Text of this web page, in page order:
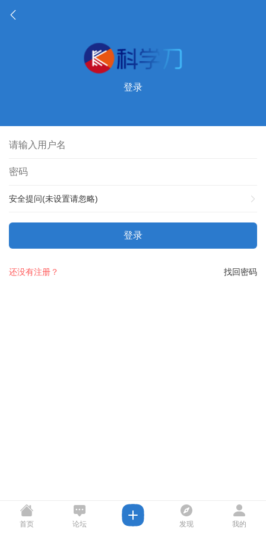
登录
安全提问(未设置请忽略)
登录
找回密码
还没有注册？
首页 论坛 发现 我的